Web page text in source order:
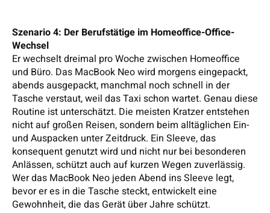
Szenario 4: Der Berufstätige im Homeoffice-Office-
Wechsel
Er wechselt dreimal pro Woche zwischen Homeoffice
und Büro. Das MacBook Neo wird morgens eingepackt,
abends ausgepackt, manchmal noch schnell in der
Tasche verstaut, weil das Taxi schon wartet. Genau diese
Routine ist unterschätzt. Die meisten Kratzer entstehen
nicht auf großen Reisen, sondern beim alltäglichen Ein-
und Auspacken unter Zeitdruck. Ein Sleeve, das
konsequent genutzt wird und nicht nur bei besonderen
Anlässen, schützt auch auf kurzen Wegen zuverlässig.
Wer das MacBook Neo jeden Abend ins Sleeve legt,
bevor er es in die Tasche steckt, entwickelt eine
Gewohnheit, die das Gerät über Jahre schützt.